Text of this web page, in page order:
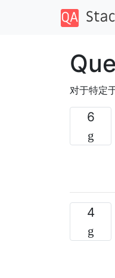
对于特定
6
4